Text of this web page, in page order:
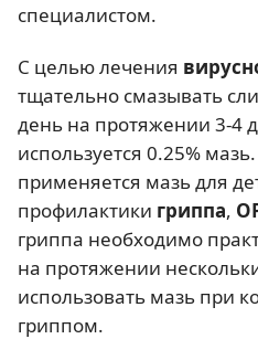
специалистом.
С целью лечения
тщательно смазывать
день на протяжении 3-4
используется 0.25%
применяется мазь для
профилактики гриппа,
гриппа необходимо
на протяжении
использовать мазь при
гриппом.